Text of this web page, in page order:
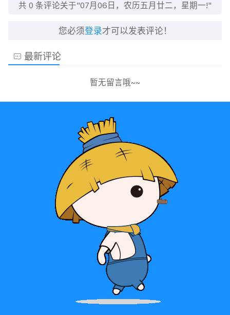
共 0 条评论关于"07月06日，农历五月廿二，星期一!"
您必须登录才可以发表评论！
最新评论
暂无留言哦~~